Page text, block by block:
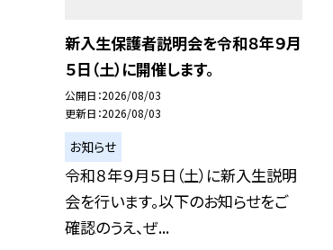
新入生保護者説明会を令和８年９月
５日（土）に開催します。
公開日 2026/08/03
更新日 2026/08/03
お知らせ
令和８年９月５日（土）に新入生説明
会を行います。以下のお知らせをご
確認のうえ、ぜ...